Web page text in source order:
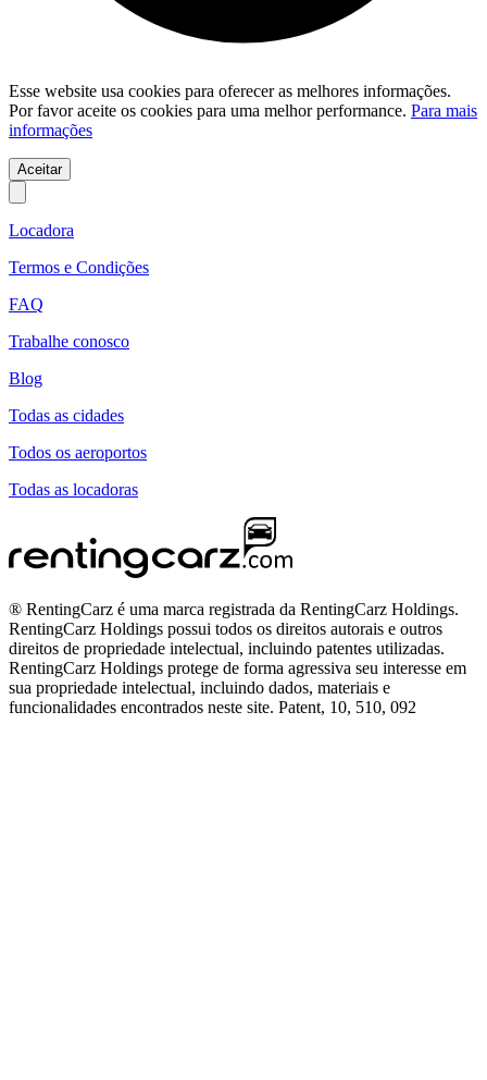
Esse website usa cookies para oferecer as melhores informações.
Por favor aceite os cookies para uma melhor performance. Para mais
informações
Aceitar
Locadora
Termos e Condições
FAQ
Trabalhe conosco
Blog
Todas as cidades
Todos os aeroportos
Todas as locadoras
® RentingCarz é uma marca registrada da RentingCarz Holdings.
RentingCarz Holdings possui todos os direitos autorais e outros
direitos de propriedade intelectual, incluindo patentes utilizadas.
RentingCarz Holdings protege de forma agressiva seu interesse em
sua propriedade intelectual, incluindo dados, materiais e
funcionalidades encontrados neste site. Patent, 10, 510, 092